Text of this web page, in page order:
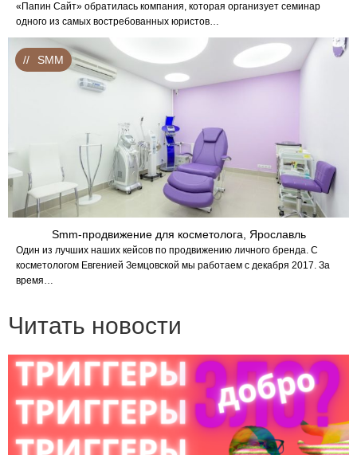
«Папин Сайт» обратилась компания, которая организует семинар
одного из самых востребованных юристов…
Smm-продвижение для косметолога, Ярославль
Один из лучших наших кейсов по продвижению личного бренда. С
косметологом Евгенией Земцовской мы работаем с декабря 2017. За
время…
SMM
Читать новости